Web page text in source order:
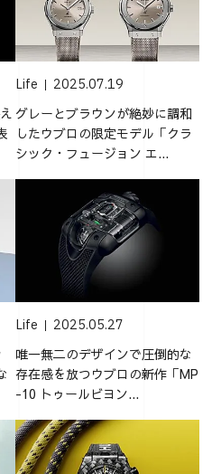
Life 2025.07.19
グレーとブラウンが絶妙に調和
したウブロの限定モデル「クラ
シック・フュージョン エ...
Life 2025.05.27
唯一無二のデザインで圧倒的な
存在感を放つウブロの新作「MP
-10 トゥールビヨン...